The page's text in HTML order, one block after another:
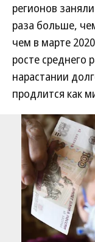
регионов
раза больше,
чем в марте
росте среднего
нарастании
продлится как